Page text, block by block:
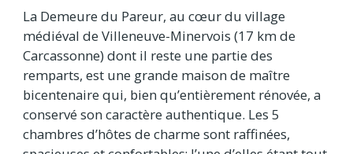
La Demeure du Pareur, au cœur du village
médiéval de Villeneuve-Minervois (17 km de
Carcassonne) dont il reste une partie des
remparts, est une grande maison de maître
bicentenaire qui, bien qu’entièrement rénovée, a
conservé son caractère authentique. Les 5
chambres d’hôtes de charme sont raffinées,